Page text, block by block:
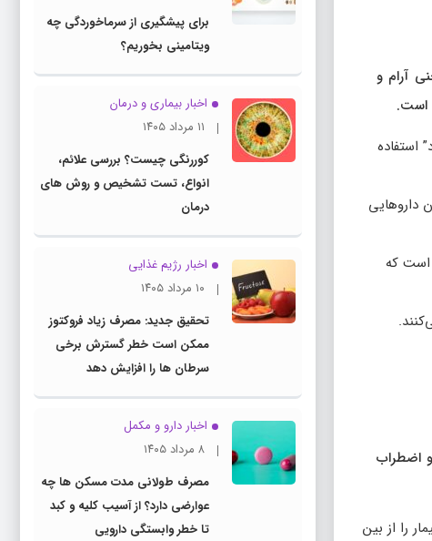
آرام و
است.
استفاده
داروهایی
است که
اضطراب
را از بین
برای پیشگیری از سرماخوردگی چه
ویتامینی بخوریم؟
اخبار بیماری و درمان
۱۱ مرداد ۱۴۰۵
کوررنگی چیست؟ بررسی علائم،
انواع، تست تشخیص و روش های
درمان
اخبار رژیم غذایی
۱۰ مرداد ۱۴۰۵
تحقیق جدید: مصرف زیاد فروکتوز
ممکن است خطر گسترش برخی
سرطان ها را افزایش دهد
اخبار دارو و مکمل
۸ مرداد ۱۴۰۵
مصرف طولانی مدت مسکن ها چه
عوارضی دارد؟ از آسیب کلیه و کبد
تا خطر وابستگی دارویی